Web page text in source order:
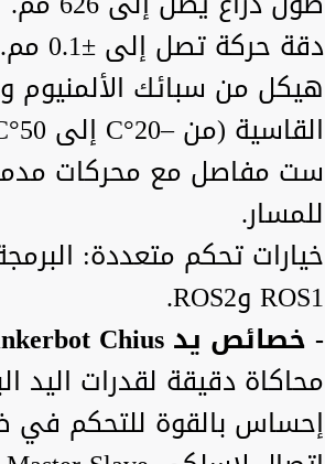
دقة حركة تصل إلى ±0.1 مم.
هيكل من سبائك الألمنيوم
القاسية (من –20°C إلى 50°C).
ست مفاصل مع محركات
للمسار.
خيارات تحكم متعددة:
ROS1 وROS2.
- خصائص يد Linkerbot Chius المتقدمة
محاكاة دقيقة لقدرات اليد
إحساس بالقوة للتحكم في